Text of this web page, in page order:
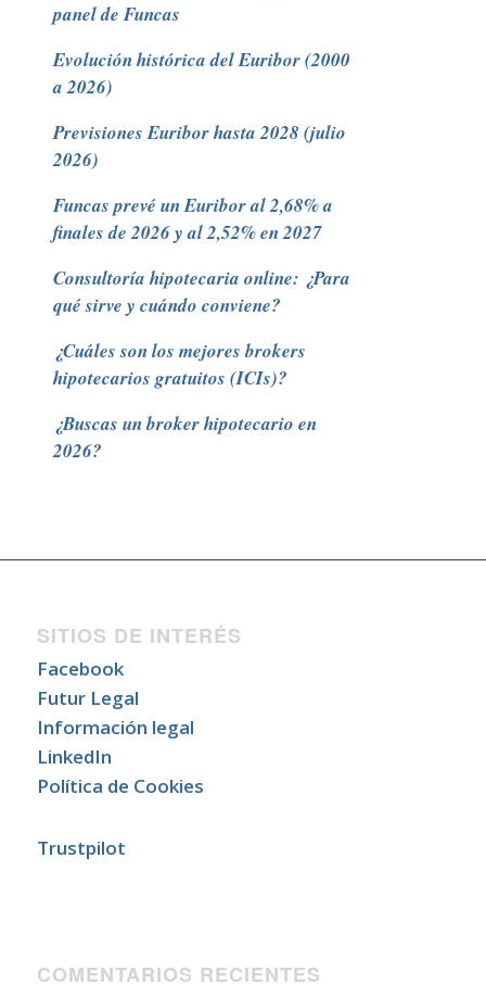
panel de Funcas
Evolución histórica del Euribor (2000
a 2026)
Previsiones Euribor hasta 2028 (julio
2026)
Funcas prevé un Euribor al 2,68% a
finales de 2026 y al 2,52% en 2027
Consultoría hipotecaria online: ¿Para
qué sirve y cuándo conviene?
¿Cuáles son los mejores brokers
hipotecarios gratuitos (ICIs)?
¿Buscas un broker hipotecario en
2026?
SITIOS DE INTERÉS
Facebook
Futur Legal
Información legal
LinkedIn
Política de Cookies
Trustpilot
COMENTARIOS RECIENTES